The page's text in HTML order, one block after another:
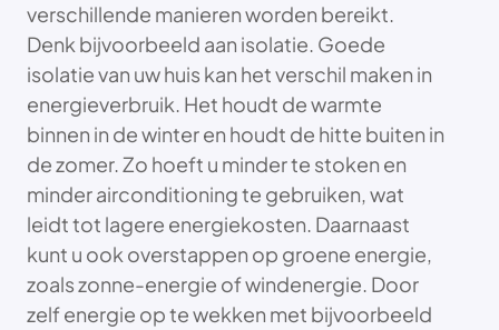
verschillende manieren worden bereikt.
Denk bijvoorbeeld aan isolatie. Goede
isolatie van uw huis kan het verschil maken in
energieverbruik. Het houdt de warmte
binnen in de winter en houdt de hitte buiten in
de zomer. Zo hoeft u minder te stoken en
minder airconditioning te gebruiken, wat
leidt tot lagere energiekosten. Daarnaast
kunt u ook overstappen op groene energie,
zoals zonne-energie of windenergie. Door
zelf energie op te wekken met bijvoorbeeld